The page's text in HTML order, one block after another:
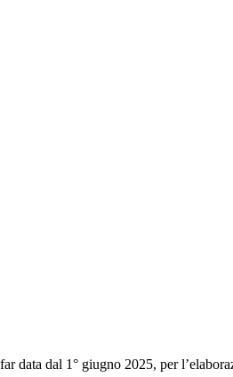
data dal 1° giugno 2025, per